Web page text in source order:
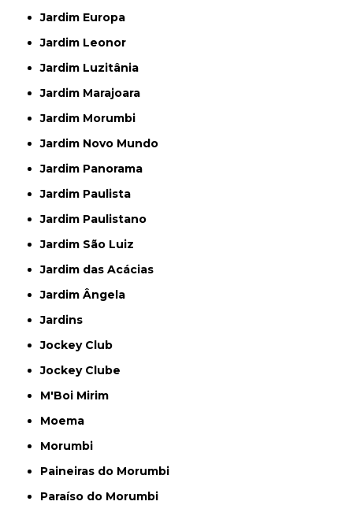
Jardim Europa
Jardim Leonor
Jardim Luzitânia
Jardim Marajoara
Jardim Morumbi
Jardim Novo Mundo
Jardim Panorama
Jardim Paulista
Jardim Paulistano
Jardim São Luiz
Jardim das Acácias
Jardim Ângela
Jardins
Jockey Club
Jockey Clube
M'Boi Mirim
Moema
Morumbi
Paineiras do Morumbi
Paraíso do Morumbi